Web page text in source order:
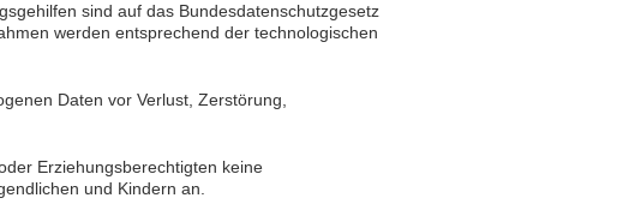
sind auf das Bundesdatenschutzgesetz
werden entsprechend der technologischen
Daten vor Verlust, Zerstörung,
Erziehungsberechtigten keine
und Kindern an.